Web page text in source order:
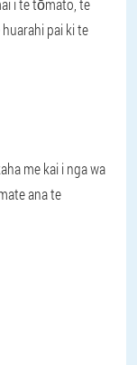
i te tōmato, te
pai ki te
me kai i nga wa
ana te